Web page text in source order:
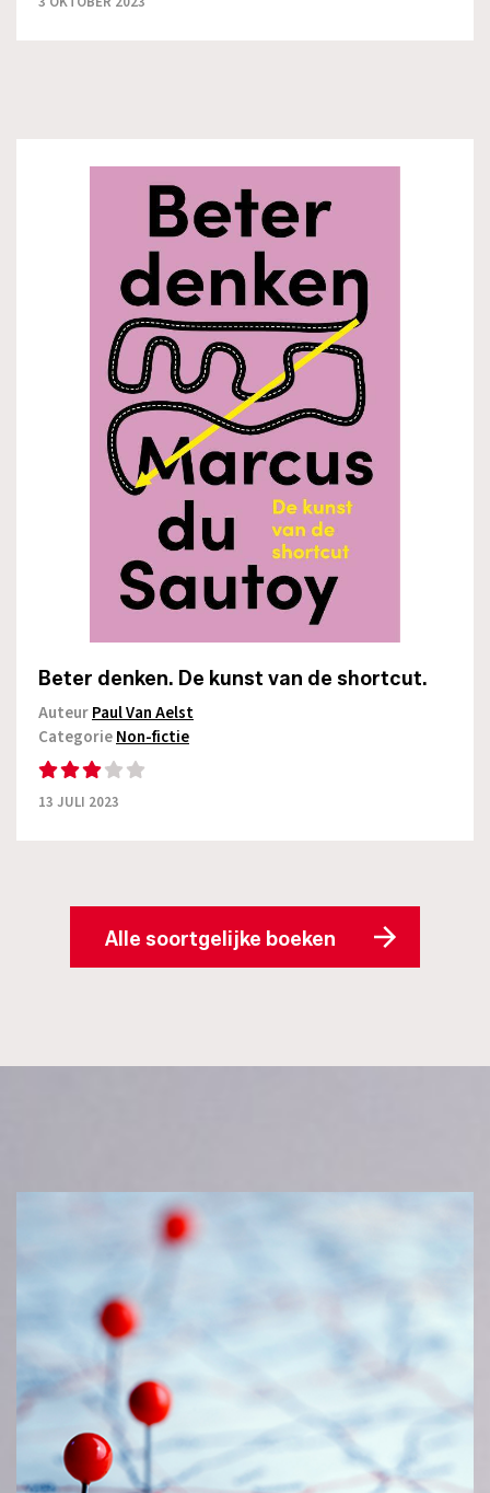
Beter denken. De kunst van de shortcut.
AuteurPaul Van Aelst
CategorieNon-fictie
13 JULI 2023
Alle soortgelijke boeken